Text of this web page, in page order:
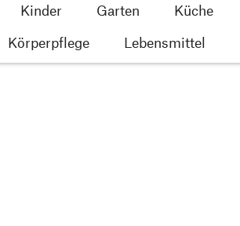
Kinder Garten Küche
Körperpflege Lebensmittel